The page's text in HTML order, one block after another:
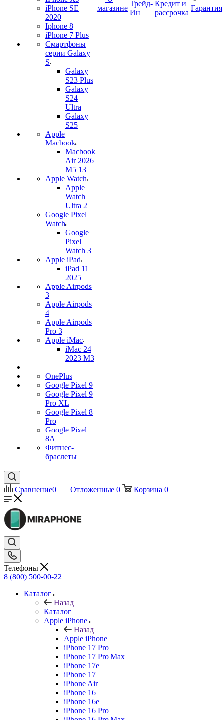
iPhone SE
2020
Iphone 8
iPhone 7 Plus
Смартфоны
серии Galaxy
S
Galaxy
S23 Plus
Galaxy
S24
Ultra
Galaxy
S25
Apple
Macbook
Macbook
Air 2026
M5 13
Apple Watch
Apple
Watch
Ultra 2
Google Pixel
Watch
Google
Pixel
Watch 3
Apple iPad
iPad 11
2025
Apple Airpods
3
Apple Airpods
4
Apple Airpods
Pro 3
Apple iMac
iMac 24
2023 M3
OnePlus
Google Pixel 9
Google Pixel 9
Pro XL
Google Pixel 8
Pro
Google Pixel
8A
Фитнес-
браслеты
магазине
Трейд-
Ин
Кредит и
рассрочка
Гарантия
Сравнение0 Отложенные 0 Корзина 0
Телефоны
8 (800) 500-00-22
Каталог
Назад
Каталог
Apple iPhone
Назад
Apple iPhone
iPhone 17 Pro
iPhone 17 Pro Max
iPhone 17e
iPhone 17
iPhone Air
iPhone 16
iPhone 16e
iPhone 16 Pro